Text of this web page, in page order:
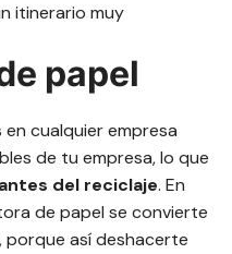
itinerario muy
papel
cualquier empresa
de tu empresa, lo que
del reciclaje. En
de papel se convierte
porque así deshacerte